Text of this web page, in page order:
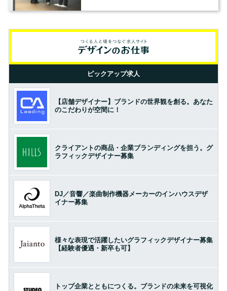
ピックアップ求人
【店舗デザイナー】ブランドの世界観を創る。あなた
のこだわりが空間に！
クライアントの商品・企業ブランディングを担う。グ
ラフィックデザイナー募集
DJ／音響／楽曲制作機器メーカーのインハウスデザ
イナー募集
様々な表現で活躍したいグラフィックデザイナー募集
【経験者優遇・新卒も可】
トップ企業とともにつくる。ブランドの未来を可視化